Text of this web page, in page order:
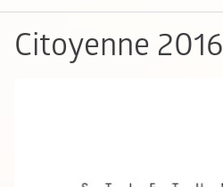
Citoyenne 2016